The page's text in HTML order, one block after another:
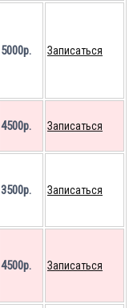
5000р. Записаться
4500р. Записаться
3500р. Записаться
4500р. Записаться